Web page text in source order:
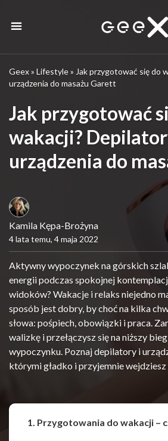
Geex» Lifestyle» Jak przygotować się do
urządzenia do masażu Garett
Jak przygotować
wakacji?
urządzenia do
Kamila Kępa-Brożyna
4 lata temu, 4 maja 2022
Aktywny wypoczynek na górskich
energii podczas spokojnej
widoków? Wakacje i relaks niejedno
sposób jest dobry, by choć na kilka
słowa: pośpiech, obowiązki i praca.
walizkę i przełączysz się na niższy
wypoczynku. Poznaj depilatory i
którymi gładko i przyjemnie
1. Przygotowania do wakacji –